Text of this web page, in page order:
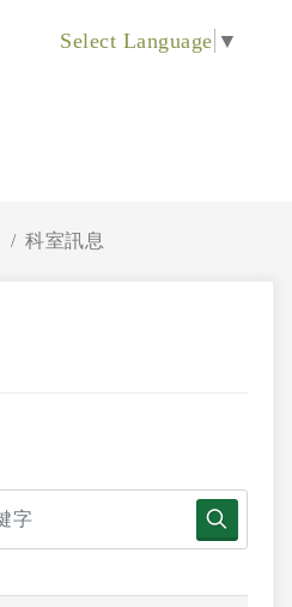
Select Language ▼
科室訊息